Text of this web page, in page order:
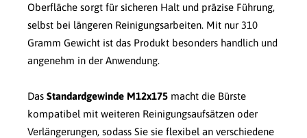
Oberfläche sorgt für sicheren Halt und präzise Führung,
selbst bei längeren Reinigungsarbeiten. Mit nur 310
Gramm Gewicht ist das Produkt besonders handlich und
angenehm in der Anwendung.
Das Standardgewinde M12x175 macht die Bürste
kompatibel mit weiteren Reinigungsaufsätzen oder
Verlängerungen, sodass Sie sie flexibel an verschiedene